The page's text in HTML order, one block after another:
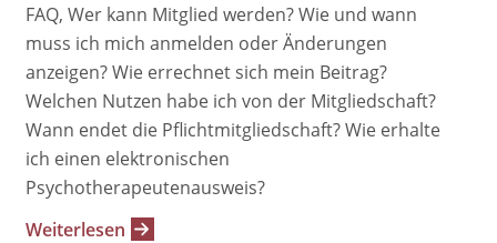
FAQ, Wer kann Mitglied werden? Wie und wann
muss ich mich anmelden oder Änderungen
anzeigen? Wie errechnet sich mein Beitrag?
Welchen Nutzen habe ich von der Mitgliedschaft?
Wann endet die Pflichtmitgliedschaft? Wie erhalte
ich einen elektronischen
Psychotherapeutenausweis?
Weiterlesen